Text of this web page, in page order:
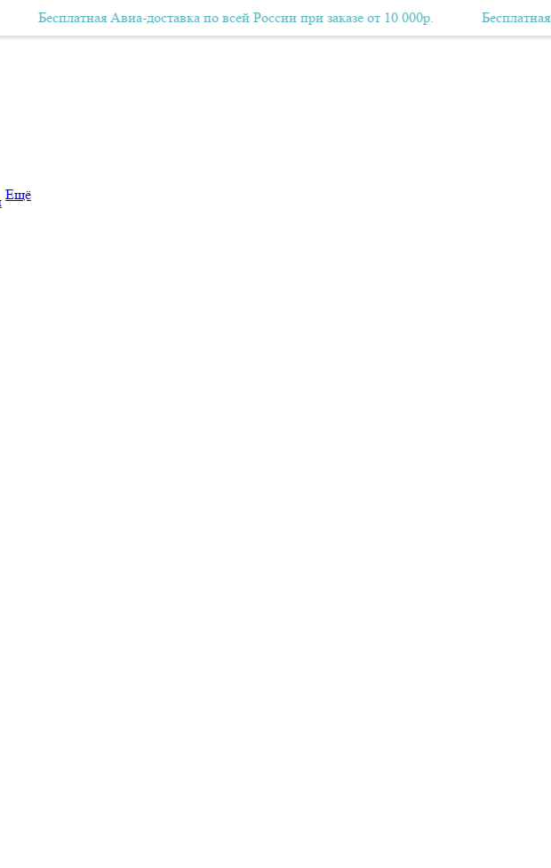
при заказе от 10 000р. Бесплатная Авиа-доставка по всей России при заказе от 10
Бесплатная Авиа-доставка по всей России при заказе от 10 000р. Бесплатная
Ещё